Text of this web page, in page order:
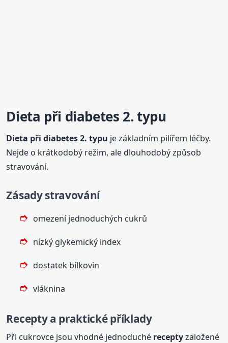
Dieta při diabetes 2. typu
Dieta při diabetes 2. typu je základním pilířem léčby.
Nejde o krátkodobý režim, ale dlouhodobý způsob
stravování.
Zásady stravování
omezení jednoduchých cukrů
nízký glykemický index
dostatek bílkovin
vláknina
Recepty a praktické příklady
Při cukrovce jsou vhodné jednoduché receptyzaložené